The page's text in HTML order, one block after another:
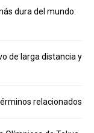
dura del mundo:
de larga distancia y
relacionados